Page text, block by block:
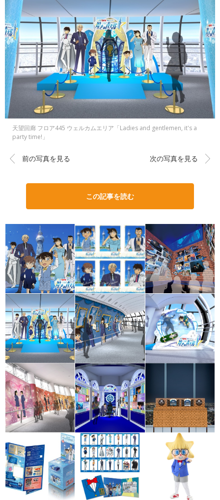
天望回廊 フロア445 ウェルカムエリア「Ladies and gentlemen, it's a
party time!」
前の写真を見る 次の写真を見る
この記事を読む